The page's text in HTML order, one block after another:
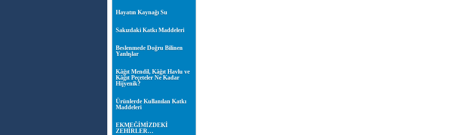
Hayatın Kaynağı Su
Sakızdaki Katkı Maddeleri
Beslenmede Doğru Bilinen
Yanlışlar
Kâğıt Mendil, Kâğıt Havlu ve
Kâğıt Peçeteler Ne Kadar
Hijyenik?
Ürünlerde Kullanılan Katkı
Maddeleri
EKMEĞİMİZDEKİ
ZEHİRLER…